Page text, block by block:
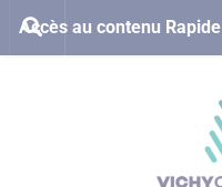
Accès au contenu Rapide